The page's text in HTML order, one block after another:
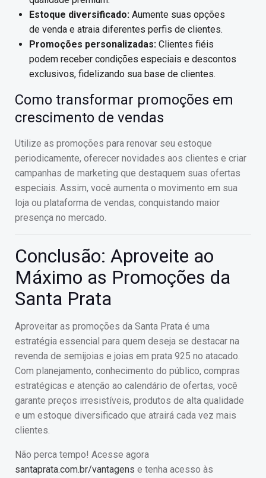
Estoque diversificado: Aumente suas opções
de venda e atraia diferentes perfis de clientes.
Promoções personalizadas: Clientes fiéis
podem receber condições especiais e descontos
exclusivos, fidelizando sua base de clientes.
Como transformar promoções em
crescimento de vendas
Utilize as promoções para renovar seu estoque
periodicamente, oferecer novidades aos clientes e criar
campanhas de marketing que destaquem suas ofertas
especiais. Assim, você aumenta o movimento em sua
loja ou plataforma de vendas, conquistando maior
presença no mercado.
Conclusão: Aproveite ao
Máximo as Promoções da
Santa Prata
Aproveitar as promoções da Santa Prata é uma
estratégia essencial para quem deseja se destacar na
revenda de semijoias e joias em prata 925 no atacado.
Com planejamento, conhecimento do público, compras
estratégicas e atenção ao calendário de ofertas, você
garante preços irresistíveis, produtos de alta qualidade
e um estoque diversificado que atrairá cada vez mais
clientes.
Não perca tempo! Acesse agora
santaprata.com.br/vantagens e tenha acesso às